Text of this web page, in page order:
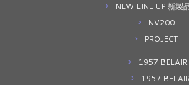
NEW LINE UP 新製
NV200
PROJECT
1957
1957